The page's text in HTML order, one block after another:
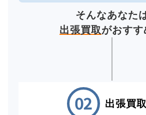
そんなあなた
出張買取がおすす
出張買取